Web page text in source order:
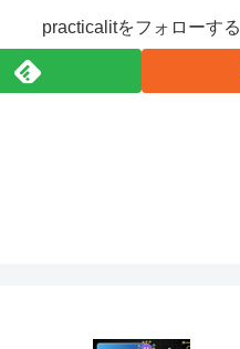
practicalitをフォローする